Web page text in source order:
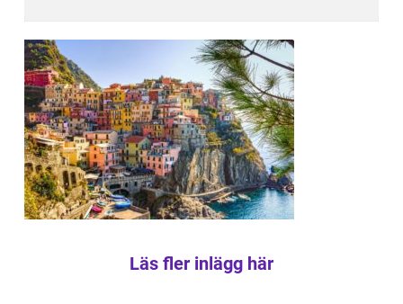
Läs fler inlägg här